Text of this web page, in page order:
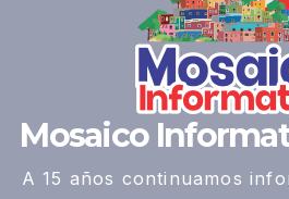
Mosaico
A 15 años continuamos